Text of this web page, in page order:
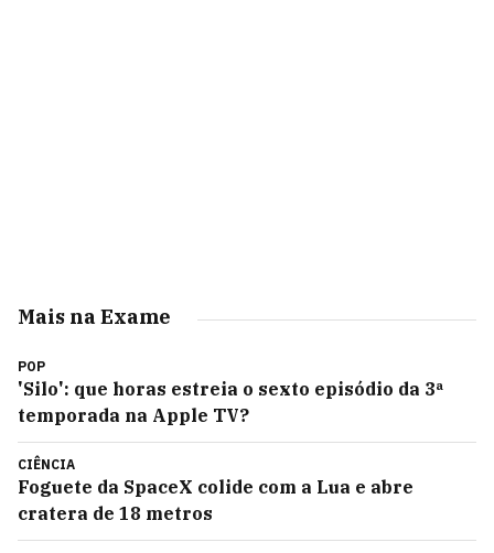
Mais na Exame
POP
'Silo': que horas estreia o sexto episódio da 3ª
temporada na Apple TV?
CIÊNCIA
Foguete da SpaceX colide com a Lua e abre
cratera de 18 metros